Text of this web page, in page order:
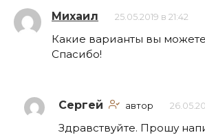
Михаил 25.05.2019 в 21:42
Какие варианты вы
Спасибо!
Сергей автор
Здравствуйте. Прошу